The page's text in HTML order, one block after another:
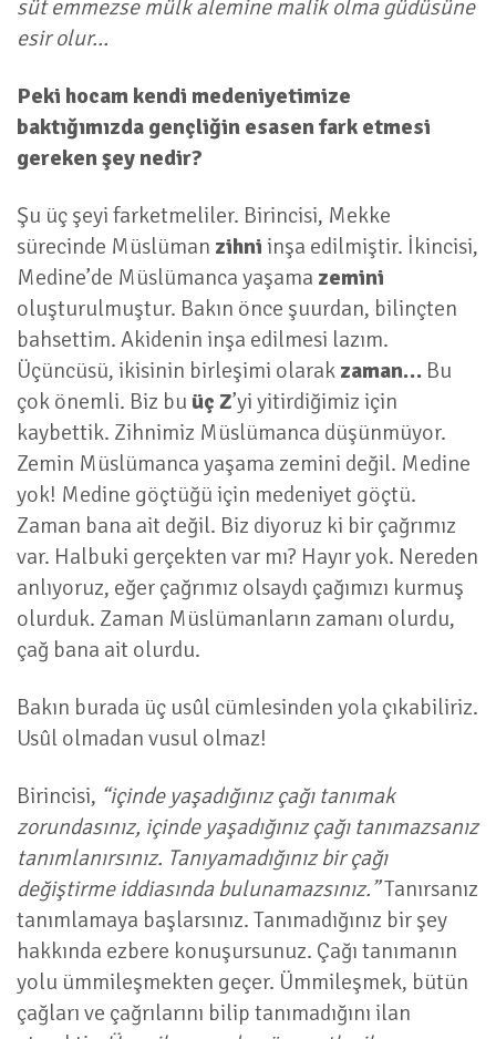
süt emmezse mülk alemine malik olma güdüsüne
esir olur…
Peki hocam kendi medeniyetimize
baktığımızda gençliğin esasen fark etmesi
gereken şey nedir?
Şu üç şeyi farketmeliler. Birincisi, Mekke
sürecinde Müslüman zihni inşa edilmiştir. İkincisi,
Medine’de Müslümanca yaşama zemini
oluşturulmuştur. Bakın önce şuurdan, bilinçten
bahsettim. Akidenin inşa edilmesi lazım.
Üçüncüsü, ikisinin birleşimi olarak zaman… Bu
çok önemli. Biz bu üç Z’yi yitirdiğimiz için
kaybettik. Zihnimiz Müslümanca düşünmüyor.
Zemin Müslümanca yaşama zemini değil. Medine
yok! Medine göçtüğü için medeniyet göçtü.
Zaman bana ait değil. Biz diyoruz ki bir çağrımız
var. Halbuki gerçekten var mı? Hayır yok. Nereden
anlıyoruz, eğer çağrımız olsaydı çağımızı kurmuş
olurduk. Zaman Müslümanların zamanı olurdu,
çağ bana ait olurdu.
Bakın burada üç usûl cümlesinden yola çıkabiliriz.
Usûl olmadan vusul olmaz!
Birincisi, “içinde yaşadığınız çağı tanımak
zorundasınız, içinde yaşadığınız çağı tanımazsanız
tanımlanırsınız. Tanıyamadığınız bir çağı
değiştirme iddiasında bulunamazsınız.”Tanırsanız
tanımlamaya başlarsınız. Tanımadığınız bir şey
hakkında ezbere konuşursunuz. Çağı tanımanın
yolu ümmileşmekten geçer. Ümmileşmek, bütün
çağları ve çağrılarını bilip tanımadığını ilan